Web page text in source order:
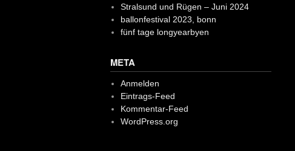
Stralsund und Rügen – Juni 2024
ballonfestival 2023, bonn
fünf tage longyearbyen
META
Anmelden
Eintrags-Feed
Kommentar-Feed
WordPress.org